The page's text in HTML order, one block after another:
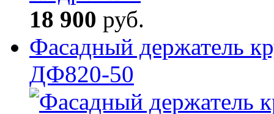
18 900 руб.
Фасадный держатель
ДФ820-50